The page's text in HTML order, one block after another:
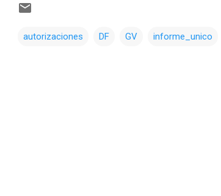
autorizaciones DF GV informe_unico